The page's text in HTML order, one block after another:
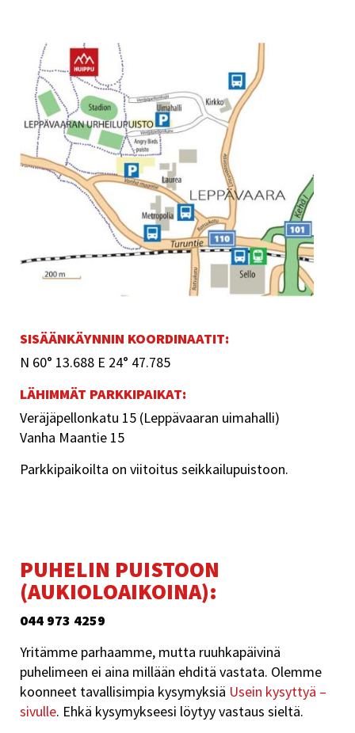
SISÄÄNKÄYNNIN KOORDINAATIT:
N 60° 13.688 E 24° 47.785
LÄHIMMÄT PARKKIPAIKAT:
Veräjäpellonkatu 15 (Leppävaaran uimahalli)
Vanha Maantie 15
Parkkipaikoilta on viitoitus seikkailupuistoon.
PUHELIN PUISTOON
(AUKIOLOAIKOINA):
044 973 4259
Yritämme parhaamme, mutta ruuhkapäivinä
puhelimeen ei aina millään ehditä vastata. Olemme
koonneet tavallisimpia kysymyksiä Usein kysyttyä –
sivulle. Ehkä kysymykseesi löytyy vastaus sieltä.